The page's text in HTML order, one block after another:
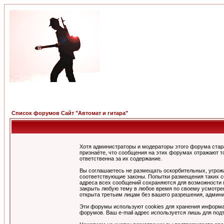
Список форумов Сайт "Автомат и гитара"
Хотя администраторы и модераторы этого форума
признаёте, что сообщения на этих форумах отражают
ответственна за их содержание.
Вы соглашаетесь не размещать оскорбительных,
соответствующие законы. Попытки размещения таких
адреса всех сообщений сохраняются для
закрыть любую тему в любое время по своему
открыта третьим лицам без вашего разрешения,
Эти форумы используют cookies для хранения
форумов. Ваш e-mail адрес используется лишь для